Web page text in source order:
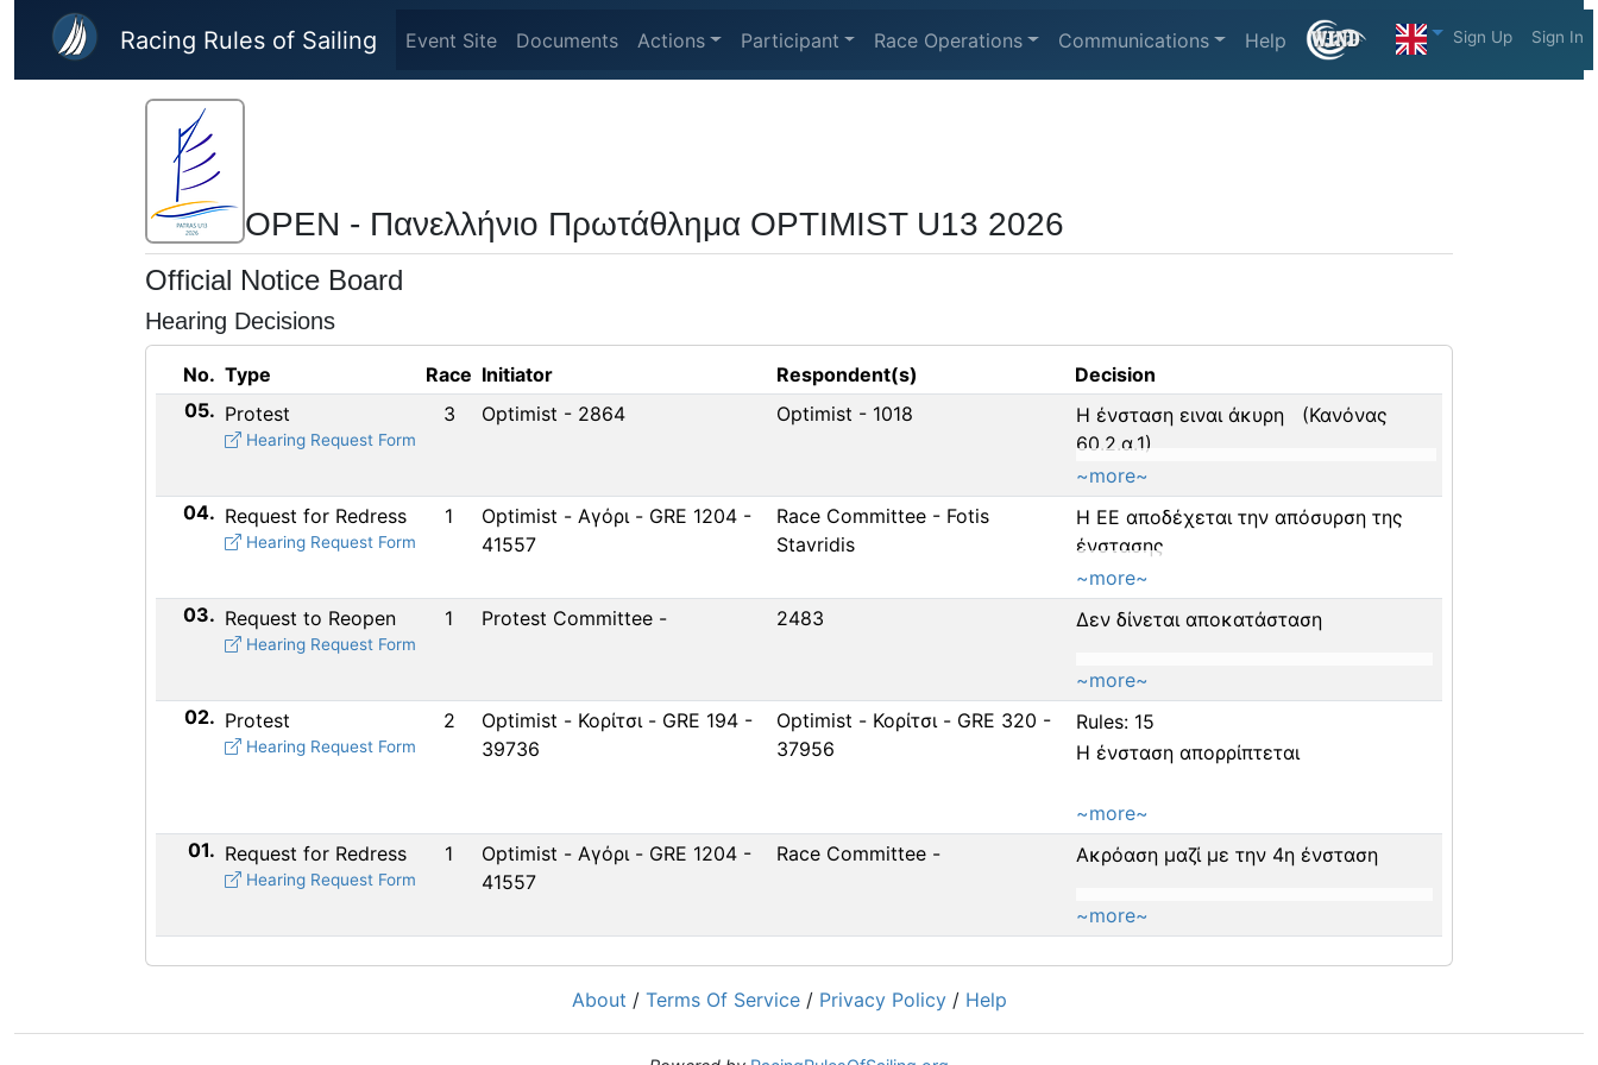
Skip to main content
Racing Rules of Sailing Event Site Documents Actions Participant Race Operations Communications Help Sign Up Sign In
OPEN - Πανελλήνιο Πρωτάθλημα OPTIMIST U13 2026
Official Notice Board
Hearing Decisions
No. Type Race Initiator Respondent(s)
Decision
05. Protest
Hearing Request Form
3 Optimist - 2864 Optimist - 1018
Η ένσταση ειναι άκυρη (Κανόνας
60.2.α.1)
~more~
04. Request for Redress
Hearing Request Form
1
Optimist - Αγόρι - GRE 1204 -
41557
Race Committee - Fotis
Stavridis
Η ΕΕ αποδέχεται την απόσυρση της
ένστασης
~more~
03. Request to Reopen
Hearing Request Form
1 Protest Committee - 2483 Δεν δίνεται αποκατάσταση
~more~
02. Protest
Hearing Request Form
2
Optimist - Κορίτσι - GRE 194 -
39736
Optimist - Κορίτσι - GRE 320 -
37956
Rules: 15
Η ένσταση απορρίπτεται
~more~
01. Request for Redress
Hearing Request Form
1
Optimist - Αγόρι - GRE 1204 -
41557
Race Committee - Ακρόαση μαζί με την 4η ένσταση
~more~
About / Terms Of Service / Privacy Policy / Help